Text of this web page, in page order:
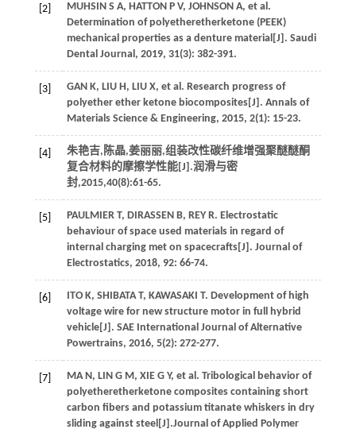
[2] MUHSIN S A, HATTON P V, JOHNSON A, et al.
Determination of polyetheretherketone (PEEK)
mechanical properties as a denture material[J]. Saudi
Dental Journal, 2019, 31(3): 382-391.
[3] GAN K, LIU H, LIU X, et al. Research progress of
polyether ether ketone biocomposites[J]. Annals of
Materials Science & Engineering, 2015, 2(1): 15-23.
[4]
朱艳吉,陈晶,姜丽丽,组装改性碳纤维增强聚醚醚酮
复合材料的摩擦学性能[J].润滑与密
封,2015,40(8):61-65.
[5] PAULMIER T, DIRASSEN B, REY R. Electrostatic
behaviour of space used materials in regard of
internal charging met on spacecrafts[J]. Journal of
Electrostatics, 2018, 92: 66-74.
[6] ITO K, SHIBATA T, KAWASAKI T. Development of high
voltage wire for new structure motor in full hybrid
vehicle[J]. SAE International Journal of Alternative
Powertrains, 2016, 5(2): 272-277.
[7] MA N, LIN G M, XIE G Y, et al. Tribological behavior of
polyetheretherketone composites containing short
carbon fibers and potassium titanate whiskers in dry
sliding against steel[J].Journal of Applied Polymer